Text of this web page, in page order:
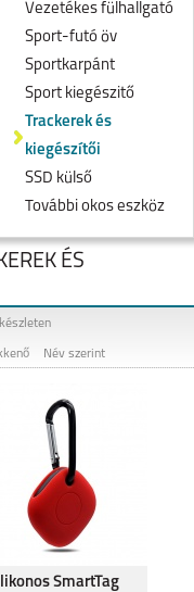
Vezetékes fülhallgató
Sport-futó öv
Sportkarpánt
Sport kiegészitő
Trackerek és
kiegészítői
SSD külső
További okos eszköz
ÉS
Név szerint
SmartTag